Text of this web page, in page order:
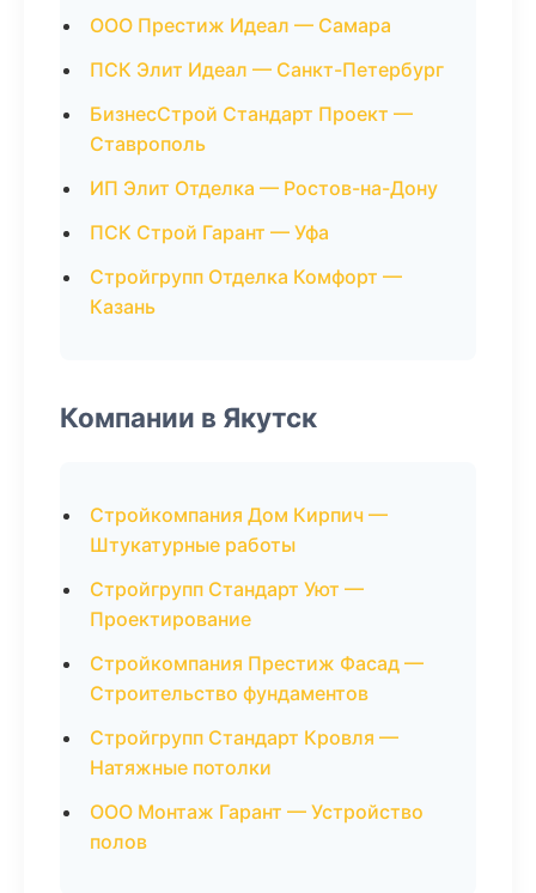
ООО Престиж Идеал — Самара
ПСК Элит Идеал — Санкт-Петербург
БизнесСтрой Стандарт Проект —
Ставрополь
ИП Элит Отделка — Ростов-на-Дону
ПСК Строй Гарант — Уфа
Стройгрупп Отделка Комфорт —
Казань
Компании в Якутск
Стройкомпания Дом Кирпич —
Штукатурные работы
Стройгрупп Стандарт Уют —
Проектирование
Стройкомпания Престиж Фасад —
Строительство фундаментов
Стройгрупп Стандарт Кровля —
Натяжные потолки
ООО Монтаж Гарант — Устройство
полов